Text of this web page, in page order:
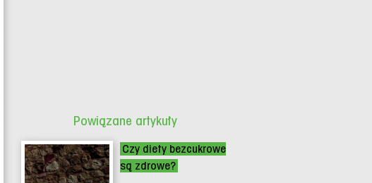
Powiązane artykuły
Czy diety bezcukrowe
są zdrowe?